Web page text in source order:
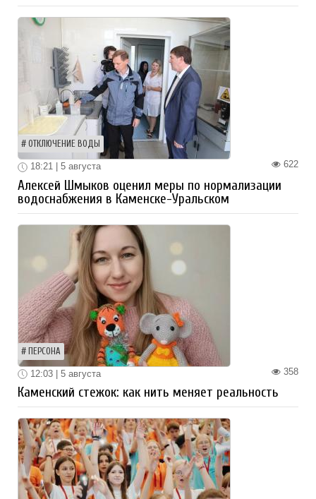
ОТКЛЮЧЕНИЕ ВОДЫ
622
18:21 | 5 августа
Алексей Шмыков оценил меры по нормализации
водоснабжения в Каменске-Уральском
ПЕРСОНА
358
12:03 | 5 августа
Каменский стежок: как нить меняет реальность